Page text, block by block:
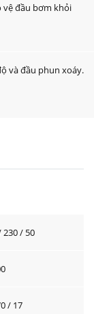
vệ đầu bơm khỏi
và đầu phun xoáy.
230 / 50
/ 17